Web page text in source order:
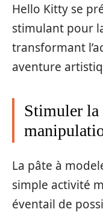
Hello Kitty se
stimulant pour
transformant
aventure
Stimuler la
La pâte à
simple activité
éventail de